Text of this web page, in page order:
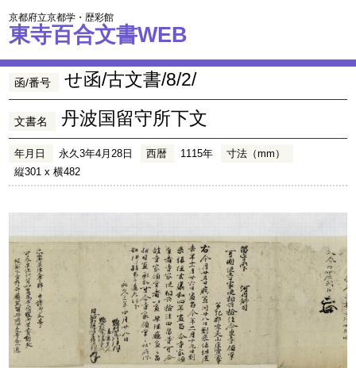
京都府立京都学・歴彩館
東寺百合文書WEB
函/番号 せ函/古文書/8/2/
文書名 丹波国留守所下文
年月日 永久3年4月28日 西暦 1115年
寸法（mm）
縦301 x 横482